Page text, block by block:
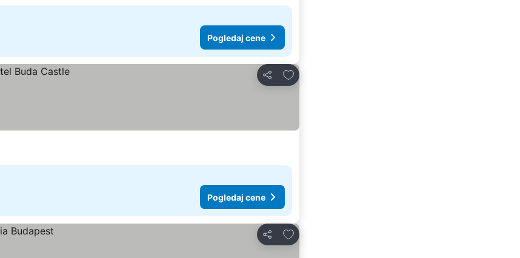
Pogledaj cene
Deli
Dodati u favorite
Pogledaj cene
Deli
Dodati u favorite